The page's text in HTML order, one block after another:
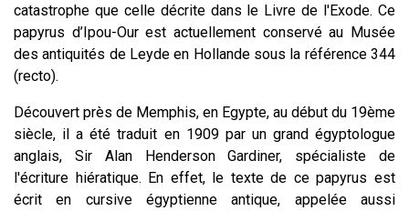
catastrophe que celle décrite dans le Livre de l'Exode. Ce
papyrus d’Ipou-Our est actuellement conservé au Musée
des antiquités de Leyde en Hollande sous la référence 344
(recto).
Découvert près de Memphis, en Egypte, au début du 19ème
siècle, il a été traduit en 1909 par un grand égyptologue
anglais, Sir Alan Henderson Gardiner, spécialiste de
l'écriture hiératique. En effet, le texte de ce papyrus est
écrit en cursive égyptienne antique, appelée aussi